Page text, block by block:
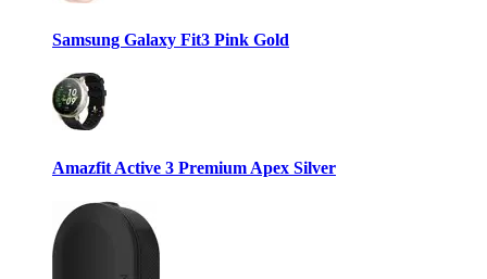
Samsung Galaxy Fit3 Pink Gold
Amazfit Active 3 Premium Apex Silver